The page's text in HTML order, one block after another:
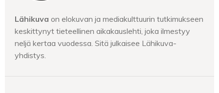
Lähikuva on elokuvan ja mediakulttuurin tutkimukseen
keskittynyt tieteellinen aikakauslehti, joka ilmestyy
neljä kertaa vuodessa. Sitä julkaisee Lähikuva-
yhdistys.